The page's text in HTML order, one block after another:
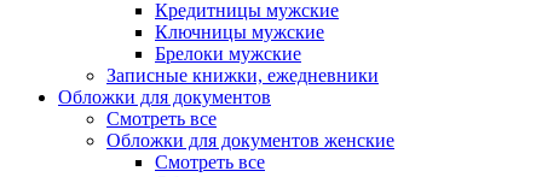
Кредитницы мужские
Ключницы мужские
Брелоки мужские
Записные книжки, ежедневники
Обложки для документов
Смотреть все
Обложки для документов женские
Смотреть все